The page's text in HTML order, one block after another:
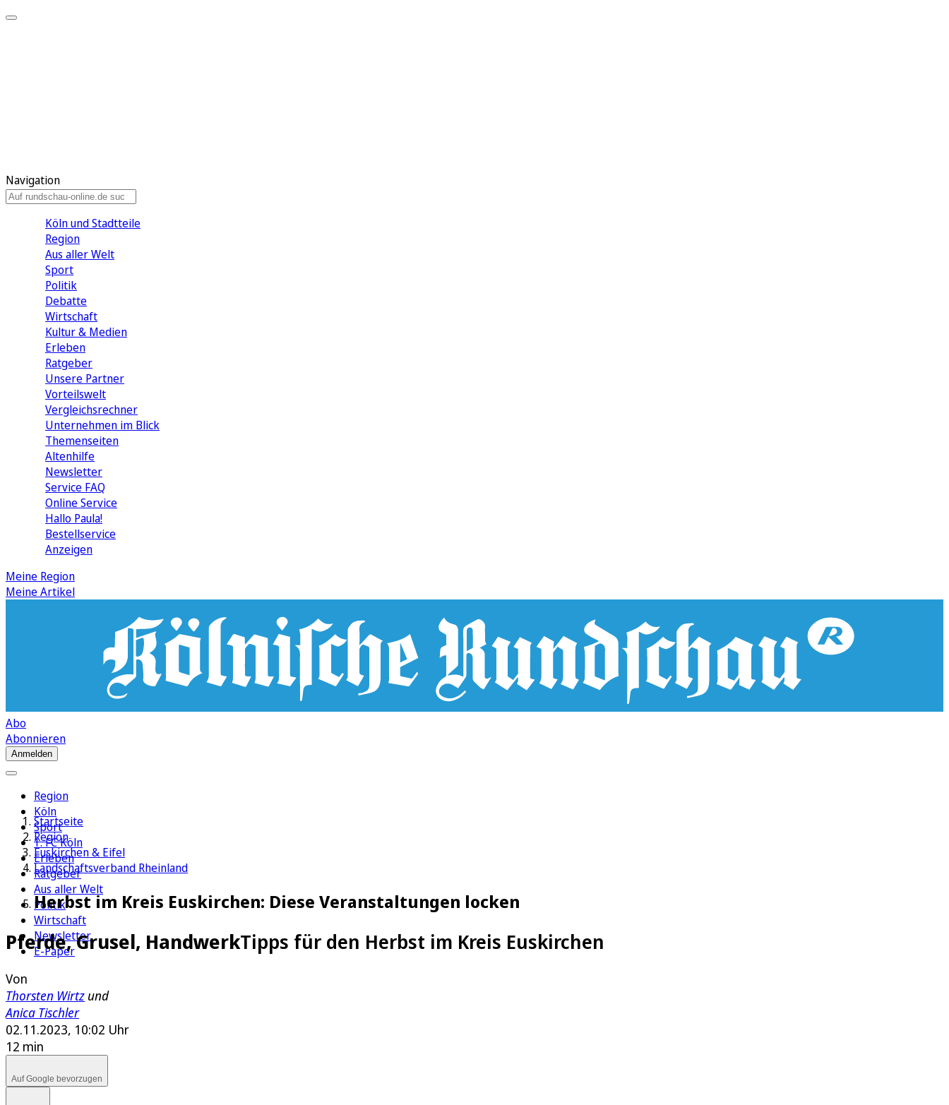
Navigation
Köln und Stadtteile
Region
Aus aller Welt
Sport
Politik
Debatte
Wirtschaft
Kultur & Medien
Erleben
Ratgeber
Unsere Partner
Vorteilswelt
Vergleichsrechner
Unternehmen im Blick
Themenseiten
Altenhilfe
Newsletter
Service FAQ
Online Service
Hallo Paula!
Bestellservice
Anzeigen
Meine Region
Meine Artikel
Abo
Abonnieren
Anmelden
Region
Köln
Sport
1. FC Köln
Erleben
Ratgeber
Aus aller Welt
Politik
Wirtschaft
Newsletter
E-Paper
Startseite
Region
Euskirchen & Eifel
Landschaftsverband Rheinland
Herbst im Kreis Euskirchen: Diese Veranstaltungen locken
Pferde, Grusel, HandwerkTipps für den Herbst im Kreis Euskirchen
Von
Thorsten Wirtz und
Anica Tischler
02.11.2023, 10:02 Uhr
12 min
Auf Google bevorzugen